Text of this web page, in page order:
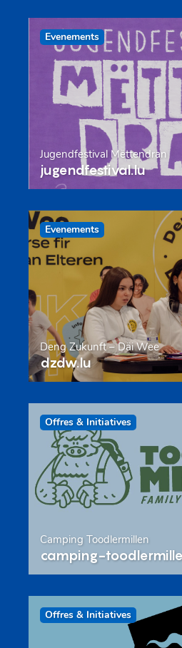
Evenements
Jugendfestival Mëttendran
jugendfestival.lu
Evenements
Deng Zukunft – Däi Wee
dzdw.lu
Offres & Initiatives
Camping Toodlermillen
camping-
Offres & Initiatives